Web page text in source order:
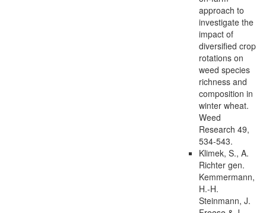
approach to
investigate the
impact of
diversified crop
rotations on
weed species
richness and
composition in
winter wheat.
Weed
Research 49,
534-543.
Klimek, S., A.
Richter gen.
Kemmermann,
H.-H.
Steinmann, J.